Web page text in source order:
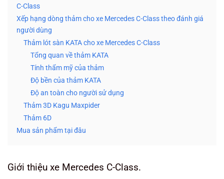
C-Class
Xếp hạng dòng thảm cho xe Mercedes C-Class theo đánh giá
người dùng
Thảm lót sàn KATA cho xe Mercedes C-Class
Tổng quan về thảm KATA
Tính thẩm mỹ của thảm
Độ bền của thảm KATA
Độ an toàn cho người sử dụng
Thảm 3D Kagu Maxpider
Thảm 6D
Mua sản phẩm tại đâu
Giới thiệu xe Mercedes C-Class.